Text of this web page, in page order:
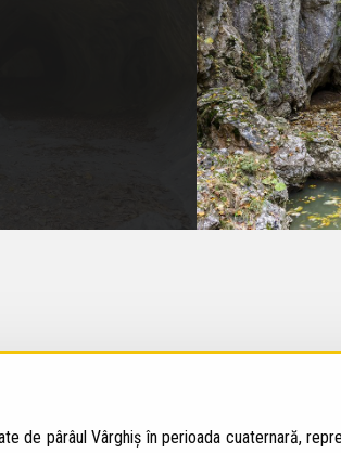
de pârâul Vârghiș în perioada cuaternară,